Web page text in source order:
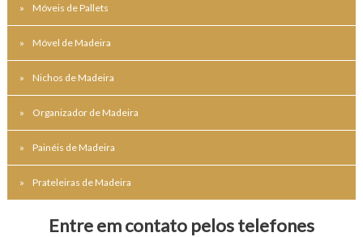
Móveis de Pallets
Móvel de Madeira
Nichos de Madeira
Organizador de Madeira
Painéis de Madeira
Prateleiras de Madeira
Entre em contato pelos telefones